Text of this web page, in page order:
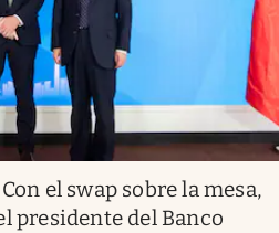
Con el swap sobre la mesa,
presidente del Banco